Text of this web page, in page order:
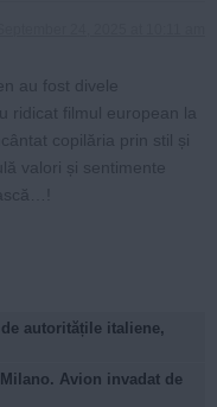
autoritățile italiene,
Avion invadat de